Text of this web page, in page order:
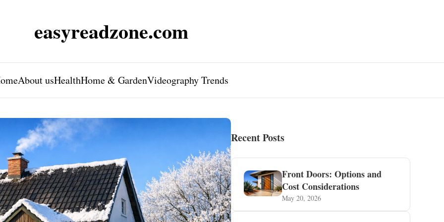
easyreadzone.com
About usHealthHome & GardenVideography Trends
Recent Posts
Front Doors: Options and
Cost Considerations
May 20, 2026